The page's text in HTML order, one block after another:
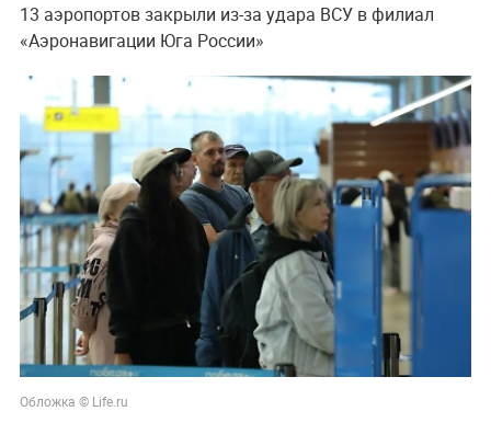
13 аэропортов закрыли из-за удара ВСУ в филиал
«Аэронавигации Юга России»
Обложка © Life.ru